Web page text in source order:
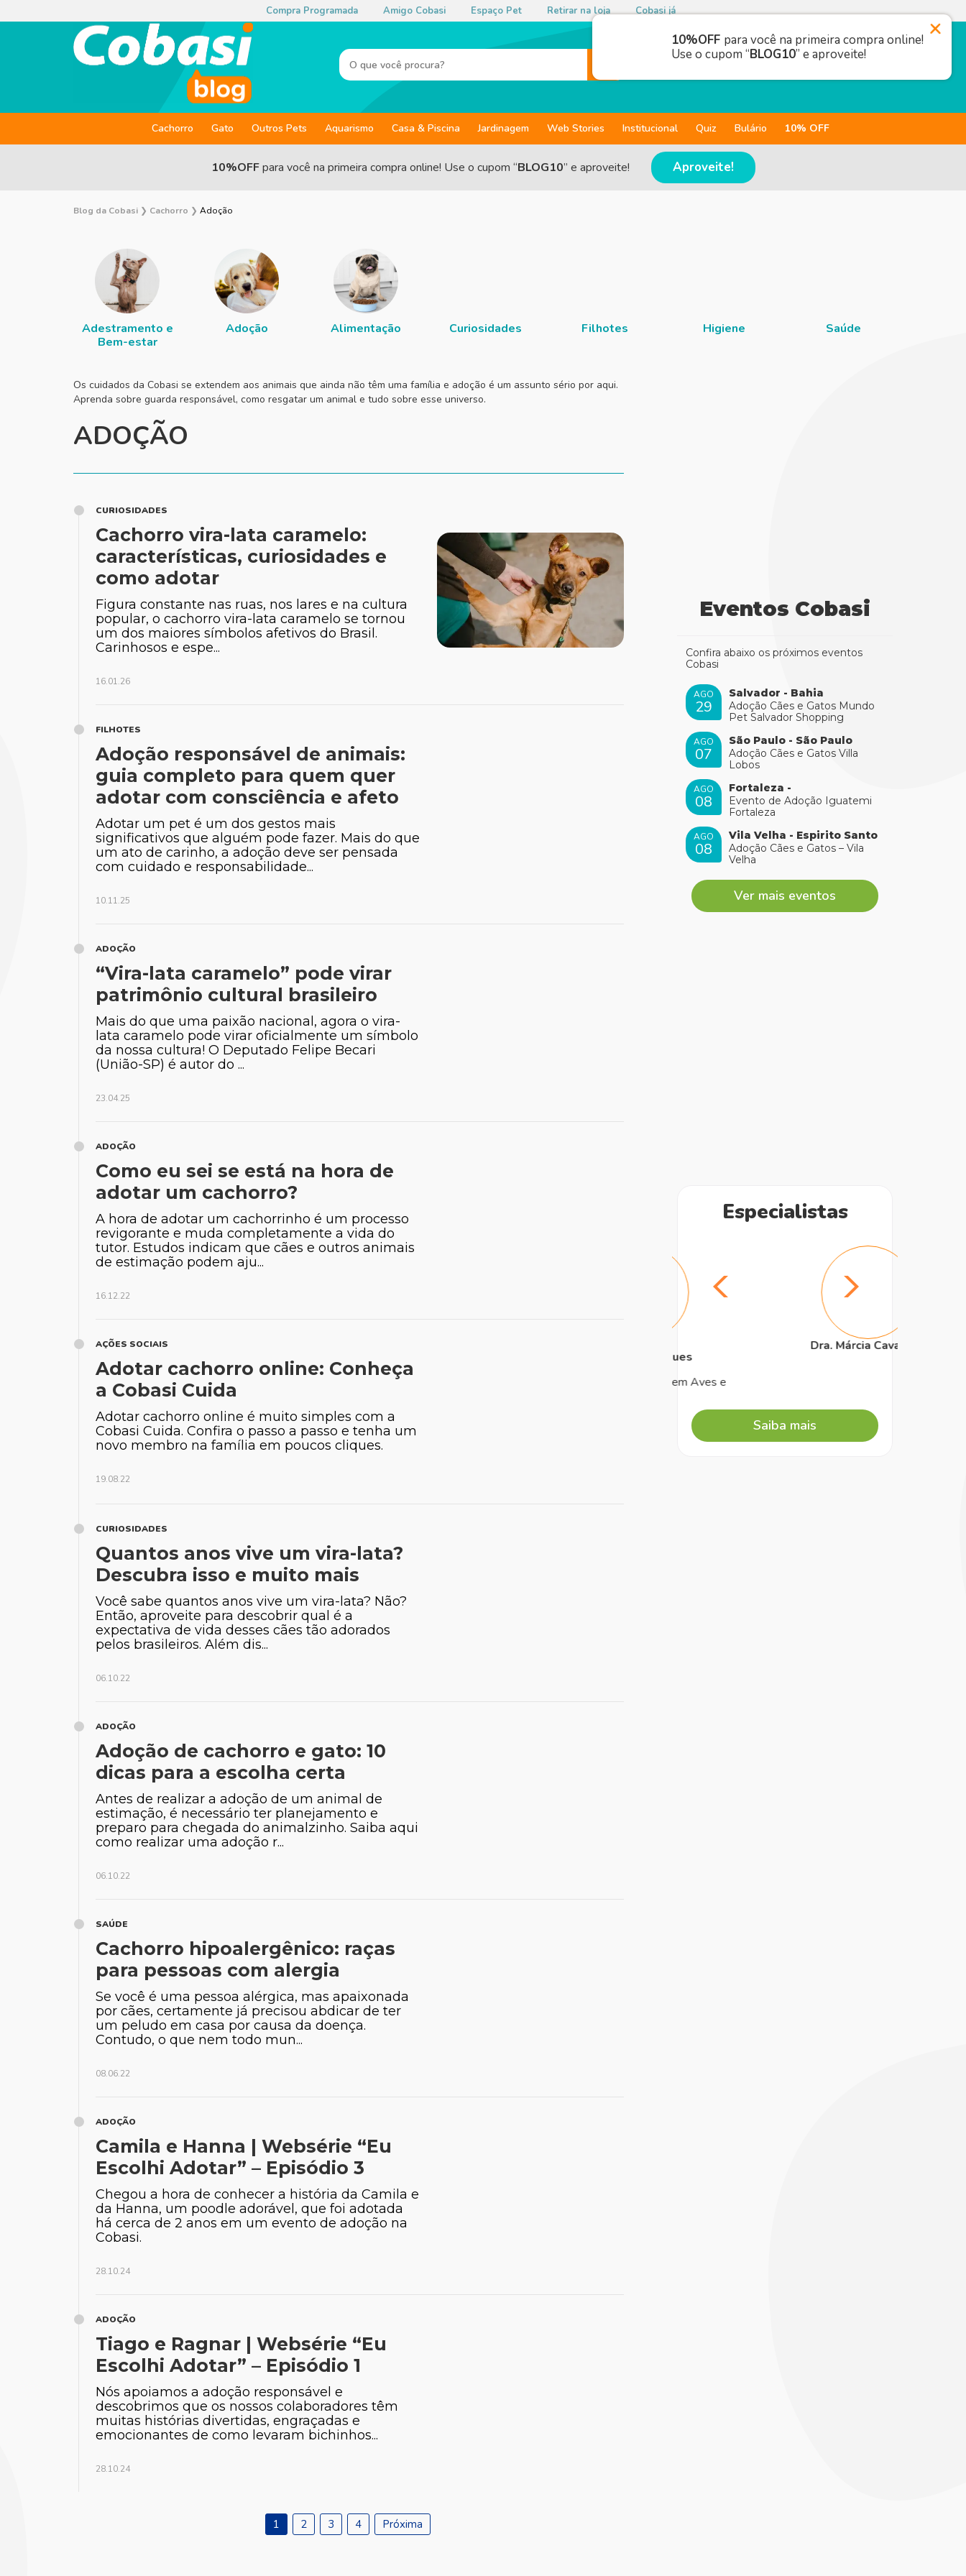
Compra Programada Amigo Cobasi Espaço Pet Retirar na loja Cobasi já
Cachorro Gato Outros Pets Aquarismo Casa & Piscina Jardinagem Web Stories Institucional Quiz Bulário 10% OFF
10%OFFpara você na primeira compra online! Use o cupom “BLOG10” e aproveite! Aproveite!
Blog da Cobasi ❯ Cachorro ❯ Adoção
Adestramento e
Bem-estar
Adoção Alimentação Curiosidades Filhotes Higiene Saúde
Os cuidados da Cobasi se extendem aos animais que ainda não têm uma família e adoção é um assunto sério por aqui.
Aprenda sobre guarda responsável, como resgatar um animal e tudo sobre esse universo.
ADOÇÃO
CURIOSIDADES
Cachorro vira-lata caramelo:
características, curiosidades e
como adotar
Figura constante nas ruas, nos lares e na cultura
popular, o cachorro vira-lata caramelo se tornou
um dos maiores símbolos afetivos do Brasil.
Carinhosos e espe...
16.01.26
FILHOTES
Adoção responsável de animais:
guia completo para quem quer
adotar com consciência e afeto
Adotar um pet é um dos gestos mais
significativos que alguém pode fazer. Mais do que
um ato de carinho, a adoção deve ser pensada
com cuidado e responsabilidade...
10.11.25
ADOÇÃO
“Vira-lata caramelo” pode virar
patrimônio cultural brasileiro
Mais do que uma paixão nacional, agora o vira-
lata caramelo pode virar oficialmente um símbolo
da nossa cultura! O Deputado Felipe Becari
(União-SP) é autor do ...
23.04.25
ADOÇÃO
Como eu sei se está na hora de
adotar um cachorro?
A hora de adotar um cachorrinho é um processo
revigorante e muda completamente a vida do
tutor. Estudos indicam que cães e outros animais
de estimação podem aju...
16.12.22
AÇÕES SOCIAIS
Adotar cachorro online: Conheça
a Cobasi Cuida
Adotar cachorro online é muito simples com a
Cobasi Cuida. Confira o passo a passo e tenha um
novo membro na família em poucos cliques.
19.08.22
CURIOSIDADES
Quantos anos vive um vira-lata?
Descubra isso e muito mais
Você sabe quantos anos vive um vira-lata? Não?
Então, aproveite para descobrir qual é a
expectativa de vida desses cães tão adorados
pelos brasileiros. Além dis...
06.10.22
ADOÇÃO
Adoção de cachorro e gato: 10
dicas para a escolha certa
Antes de realizar a adoção de um animal de
estimação, é necessário ter planejamento e
preparo para chegada do animalzinho. Saiba aqui
como realizar uma adoção r...
06.10.22
SAÚDE
Cachorro hipoalergênico: raças
para pessoas com alergia
Se você é uma pessoa alérgica, mas apaixonada
por cães, certamente já precisou abdicar de ter
um peludo em casa por causa da doença.
Contudo, o que nem todo mun...
08.06.22
ADOÇÃO
Camila e Hanna | Websérie “Eu
Escolhi Adotar” – Episódio 3
Chegou a hora de conhecer a história da Camila e
da Hanna, um poodle adorável, que foi adotada
há cerca de 2 anos em um evento de adoção na
Cobasi.
28.10.24
ADOÇÃO
Tiago e Ragnar | Websérie “Eu
Escolhi Adotar” – Episódio 1
Nós apoiamos a adoção responsável e
descobrimos que os nossos colaboradores têm
muitas histórias divertidas, engraçadas e
emocionantes de como levaram bichinhos...
28.10.24
1 2 3 4 Próxima
Eventos Cobasi
Confira abaixo os próximos eventos
Cobasi
AGO
29
Salvador - Bahia
Adoção Cães e Gatos Mundo
Pet Salvador Shopping
AGO
07
São Paulo - São Paulo
Adoção Cães e Gatos Villa
Lobos
AGO
08
Fortaleza -
Evento de Adoção Iguatemi
Fortaleza
AGO
08
Vila Velha - Espirito Santo
Adoção Cães e Gatos – Vila
Velha
Ver mais eventos
Especialistas
Dr. David Dalamura
Ortopedia de Pequenos Animais
Dra. Márcia Cavaleiro
10%OFF para você na primeira compra online!
Use o cupom “BLOG10” e aproveite!